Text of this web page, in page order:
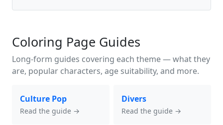
Coloring Page Guides
Long-form guides covering each theme — what they
are, popular characters, age suitability, and more.
Culture Pop
Read the guide →
Divers
Read the guide →